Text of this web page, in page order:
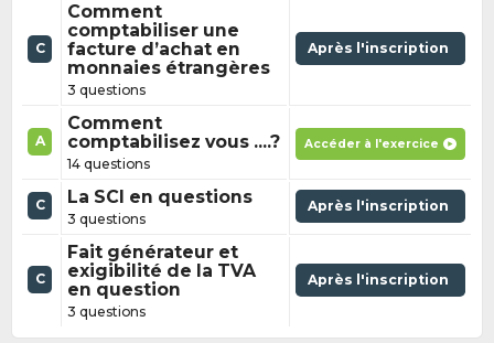
C
Comment
comptabiliser une
facture d’achat en
monnaies étrangères
3 questions
Après l'inscription
A
Comment
comptabilisez vous ....?
14 questions
Accéder à l'exercice
C La SCI en questions
3 questions
Après l'inscription
C
Fait générateur et
exigibilité de la TVA
en question
3 questions
Après l'inscription